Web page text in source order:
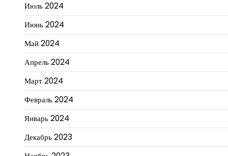
Июль 2024
Июнь 2024
Май 2024
Апрель 2024
Март 2024
Февраль 2024
Январь 2024
Декабрь 2023